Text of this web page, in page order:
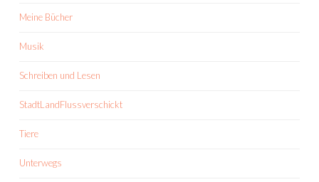
Meine Bücher
Musik
Schreiben und Lesen
StadtLandFlussverschickt
Tiere
Unterwegs